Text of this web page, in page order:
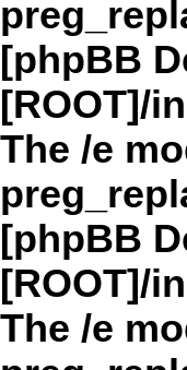
[phpBB
[ROOT]/
The /e
[phpBB
[ROOT]/
The /e